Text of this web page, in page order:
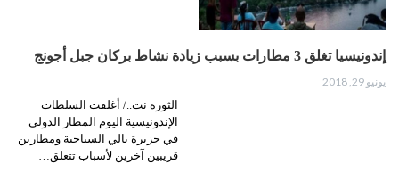
إندونيسيا تغلق 3 مطارات بسبب زيادة نشاط بركان جبل أجونج
يونيو 29, 2018
الثورة نت../ أغلقت السلطات
الإندونيسية اليوم المطار الدولي
في جزيرة بالي السياحية ومطارين
قريبين آخرين لأسباب تتعلق…